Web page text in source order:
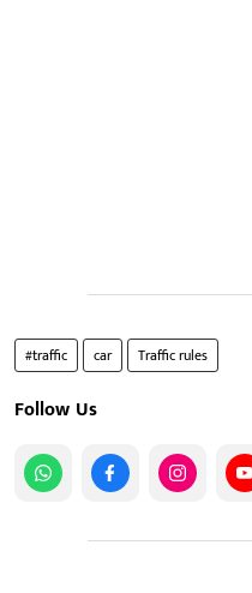
#traffic car Traffic rules
Follow Us